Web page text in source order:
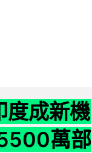
度成新機
萬部